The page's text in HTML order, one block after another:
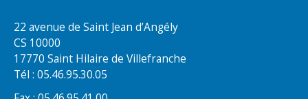
22 avenue de Saint Jean d’Angély
CS 10000
17770 Saint Hilaire de Villefranche
Tél : 05.46.95.30.05